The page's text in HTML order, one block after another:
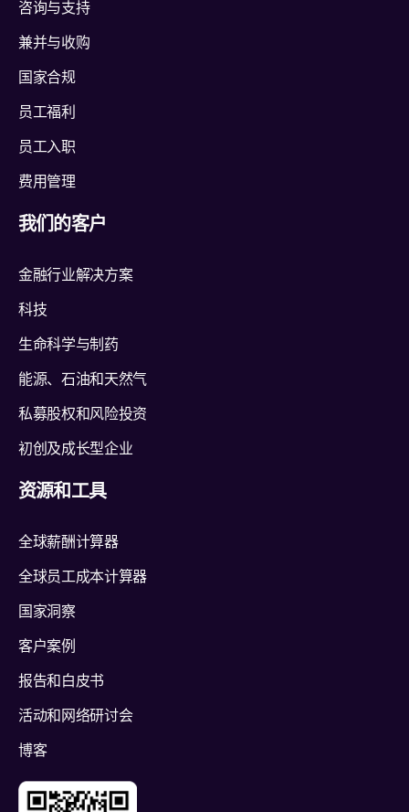
咨询与支持
兼并与收购
国家合规
员工福利
员工入职
费用管理
我们的客户
金融行业解决方案
科技
生命科学与制药
能源、石油和天然气
私募股权和风险投资
初创及成长型企业
资源和工具
全球薪酬计算器
全球员工成本计算器
国家洞察
客户案例
报告和白皮书
活动和网络研讨会
博客